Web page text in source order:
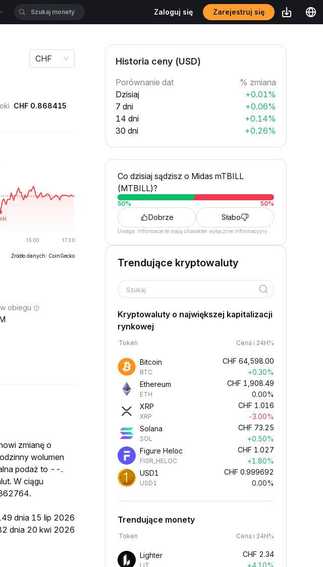
Zaloguj się Zarejestruj się
CHF
CHF 0.868415
Źródło danych: CoinGecko
obiegu
zmianę o
wolumen
podaż to --.
W ciągu
dnia 15 lip 2026
dnia 20 kwi 2026
Historia ceny (USD)
Porównanie dat
% zmiana
Dzisiaj
+0.01%
7 dni
+0.06%
14 dni
+0.14%
30 dni
+0.26%
Co dzisiaj sądzisz o Midas mTBILL
(MTBILL)?
50% 50%
Dobrze Słabo
Uwaga: Informacje te mają charakter wyłącznie informacyjny.
Trendujące kryptowaluty
Szukaj
Kryptowaluty o największej kapitalizacji
rynkowej
Token Cena i 24H%
Bitcoin
BTC
CHF 64,598.00
+0.30%
Ethereum
ETH
CHF 1,908.49
0.00%
XRP
XRP
CHF 1.016
-3.00%
Solana
SOL
CHF 73.25
+0.50%
Figure Heloc
FIGR_HELOC
CHF 1.027
+1.80%
USD1
USD1
CHF 0.999692
0.00%
Trendujące monety
Token Cena i 24H%
Lighter
LIT
CHF 2.34
+4.10%